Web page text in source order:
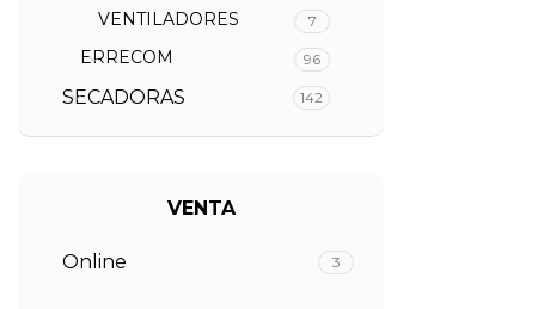
VENTILADORES 7
ERRECOM 96
SECADORAS 142
VENTA
Online 3